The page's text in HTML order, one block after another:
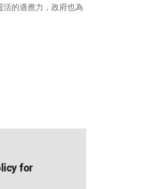
的適應力，政府也為
for